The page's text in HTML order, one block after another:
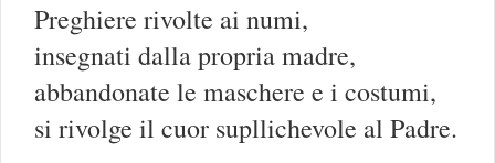
Preghiere rivolte ai numi,
insegnati dalla propria madre,
abbandonate le maschere e i costumi,
si rivolge il cuor supllichevole al Padre.